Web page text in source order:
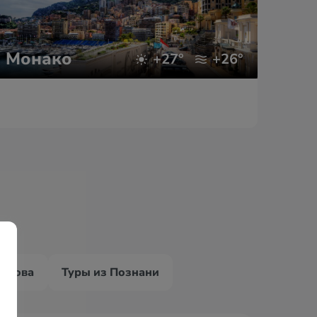
Монако +27° +26°
Туры из Познани